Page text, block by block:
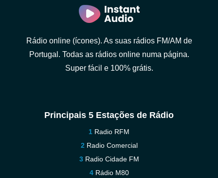
Rádio online (ícones). As suas rádios FM/AM de
Portugal. Todas as rádios online numa página.
Super fácil e 100% grátis.
Principais 5 Estações de Rádio
Radio RFM
Radio Comercial
Radio Cidade FM
Rádio M80